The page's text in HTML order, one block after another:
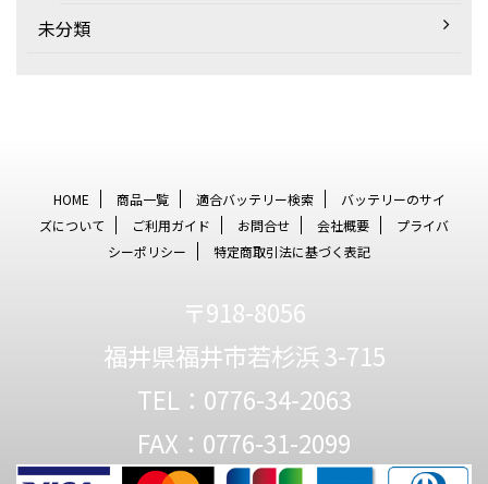
未分類
HOME 商品一覧 適合バッテリー検索
バッテリーのサイ
ズについて
ご利用ガイド お問合せ 会社概要
プライバ
シーポリシー
特定商取引法に基づく表記
〒918-8056
福井県福井市若杉浜 3-715
TEL：0776-34-2063
FAX：0776-31-2099